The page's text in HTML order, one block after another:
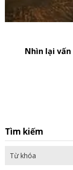
Nhìn lại
Tìm kiếm